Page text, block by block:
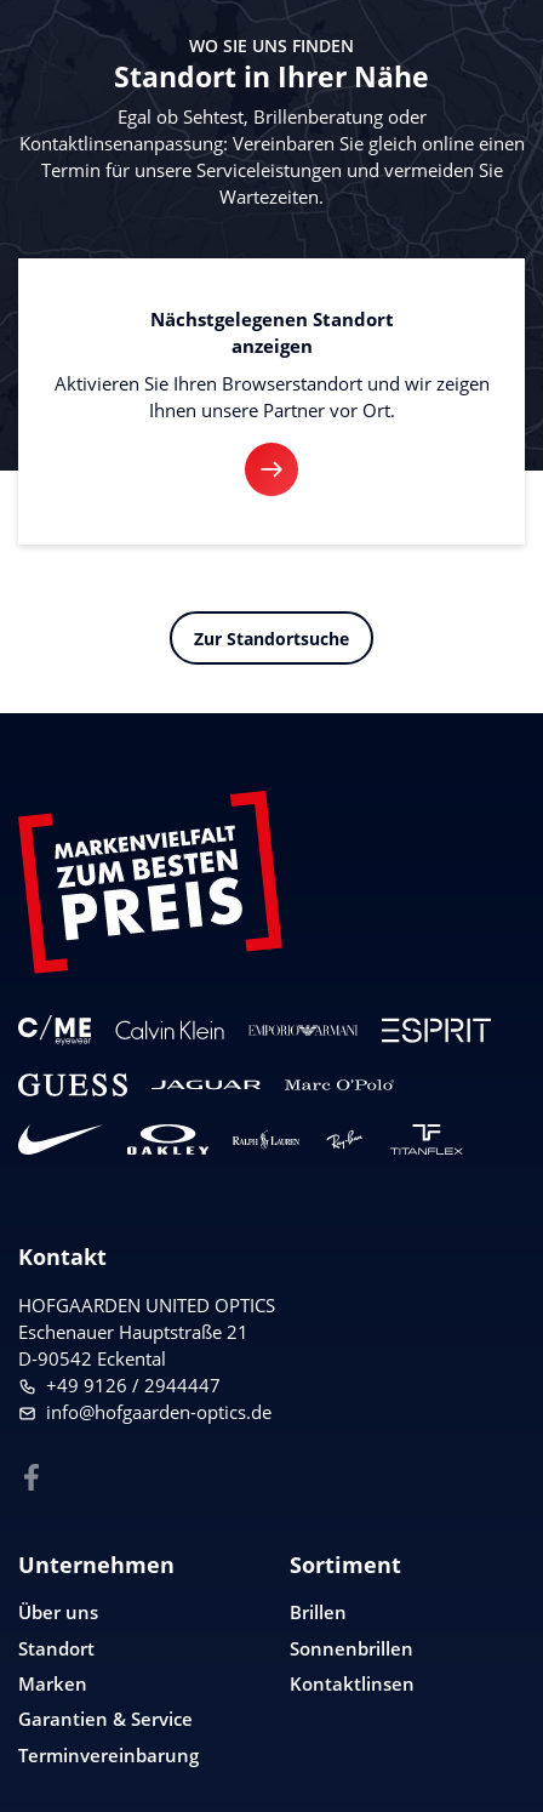
WO SIE UNS FINDEN
Standort in Ihrer Nähe
Egal ob Sehtest, Brillenberatung oder
Kontaktlinsenanpassung: Vereinbaren Sie gleich online einen
Termin für unsere Serviceleistungen und vermeiden Sie
Wartezeiten.
Nächstgelegenen Standort
anzeigen
Aktivieren Sie Ihren Browserstandort und wir zeigen
Ihnen unsere Partner vor Ort.
Zur Standortsuche
Kontakt
HOFGAARDEN UNITED OPTICS
Eschenauer Hauptstraße 21
D-90542 Eckental
+49 9126 / 2944447
info@hofgaarden-optics.de
Unternehmen
Über uns
Standort
Marken
Garantien & Service
Terminvereinbarung
Sortiment
Brillen
Sonnenbrillen
Kontaktlinsen